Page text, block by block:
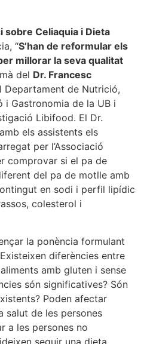
sobre Celiaquia i Dieta
“S’han de reformular els
millorar la seva qualitat
del Dr. Francesc
Departament de Nutrició,
i Gastronomia de la UB i
Libifood. El Dr.
els assistents els
per l’Associació
comprovar si el pa de
del pa de motlle amb
en sodi i perfil lipídic
colesterol i
la ponència formulant
diferències entre
amb gluten i sense
són significatives? Són
Poden afectar
salut de les persones
a les persones no
seguir una dieta